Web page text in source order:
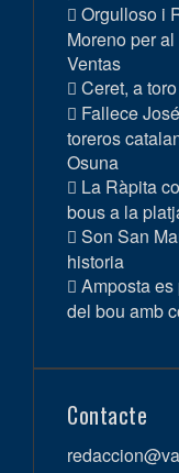
Orgulloso i
Moreno per
Ventas
Ceret, a
Fallece
toreros
Osuna
La Ràpita
bous a la
Son San
historia
Amposta
del bou amb
Contacte